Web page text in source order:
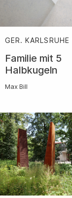
GER. KARLSRUHE
Familie mit 5
Halbkugeln
Max Bill